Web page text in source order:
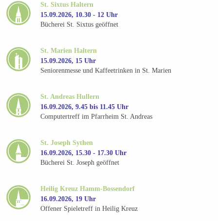
St. Sixtus Haltern
15.09.2026, 10.30 - 12 Uhr
Bücherei St. Sixtus geöffnet
St. Marien Haltern
15.09.2026, 15 Uhr
Seniorenmesse und Kaffeetrinken in St. Marien
St. Andreas Hullern
16.09.2026, 9.45 bis 11.45 Uhr
Computertreff im Pfarrheim St. Andreas
St. Joseph Sythen
16.09.2026, 15.30 - 17.30 Uhr
Bücherei St. Joseph geöffnet
Heilig Kreuz Hamm-Bossendorf
16.09.2026, 19 Uhr
Offener Spieletreff in Heilig Kreuz